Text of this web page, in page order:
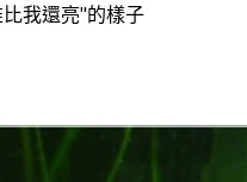
我還亮"的樣子